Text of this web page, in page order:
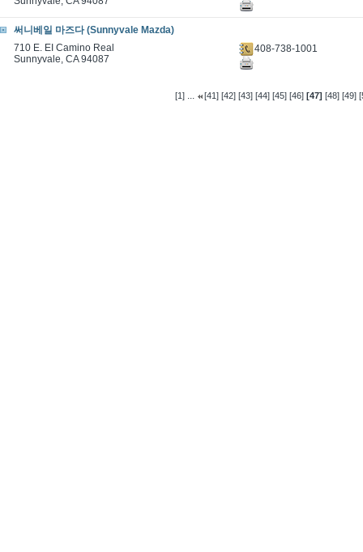
써니베일 마즈다 (Sunnyvale Mazda)
710 E. EI Camino Real
Sunnyvale, CA 94087
408-738-1001
[1] ... [41] [42] [43] [44] [45] [46] [47] [48] [49]